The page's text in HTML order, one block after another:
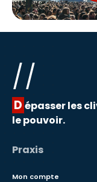
//
D épasser les
le pouvoir.
Praxis
Mon compte